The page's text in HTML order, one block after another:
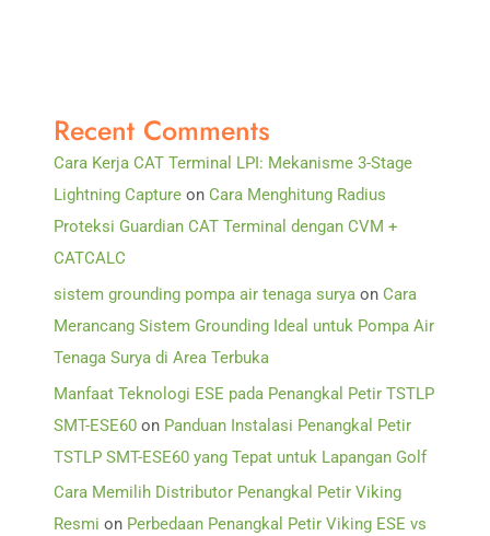
Recent Comments
Cara Kerja CAT Terminal LPI: Mekanisme 3-Stage
Lightning Capture on Cara Menghitung Radius
Proteksi Guardian CAT Terminal dengan CVM +
CATCALC
sistem grounding pompa air tenaga surya on Cara
Merancang Sistem Grounding Ideal untuk Pompa Air
Tenaga Surya di Area Terbuka
Manfaat Teknologi ESE pada Penangkal Petir TSTLP
SMT-ESE60 on Panduan Instalasi Penangkal Petir
TSTLP SMT-ESE60 yang Tepat untuk Lapangan Golf
Cara Memilih Distributor Penangkal Petir Viking
Resmi on Perbedaan Penangkal Petir Viking ESE vs